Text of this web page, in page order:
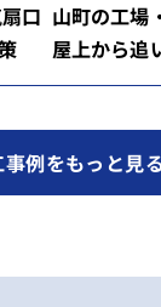
口 山町の工場
屋上から追
対策
例をもっと見る